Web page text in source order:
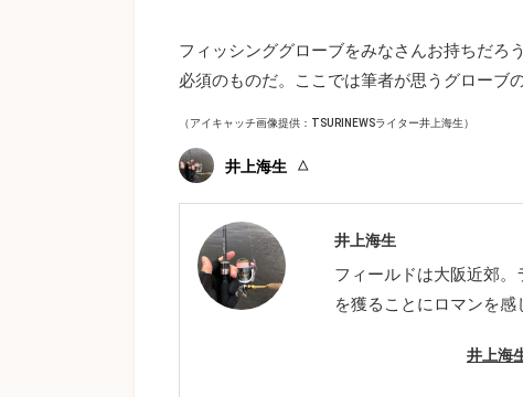
フィッシンググローブをみなさんお持ちだろ
必須のものだ。ここでは筆者が思うグローブ
（アイキャッチ画像提供：TSURINEWSライター井上海生）
井上海生
井上海生
フィールドは大阪近郊
を獲ることにロマンを感
井上海